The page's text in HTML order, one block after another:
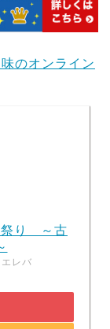
のオンライン
祭り ～古
エレバ